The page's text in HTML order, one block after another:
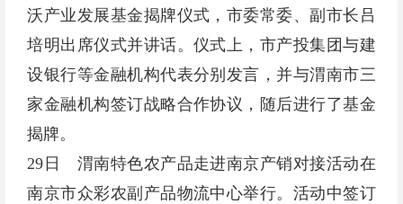
沃产业发展基金揭牌仪式，市委常委、副市长吕
培明出席仪式并讲话。仪式上，市产投集团与建
设银行等金融机构代表分别发言，并与渭南市三
家金融机构签订战略合作协议，随后进行了基金
揭牌。
29日 渭南特色农产品走进南京产销对接活动在
南京市众彩农副产品物流中心举行。活动中签订